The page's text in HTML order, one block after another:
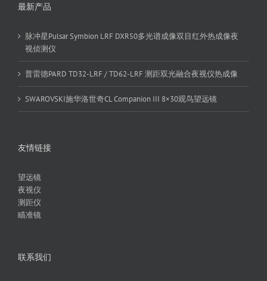
最新产品
脉冲星Pulsar Symbion LRF DXR50多光谱成像双目红外热成像夜
视侦测仪
普雷德PARD TD32-LRF / TD62-LRF 测距双光融合夜视仪热成像
SWAROVSKI施华洛世奇CL Companion III 8×30观鸟望远镜
友情链接
望远镜
夜视仪
测距仪
瞄准镜
联系我们